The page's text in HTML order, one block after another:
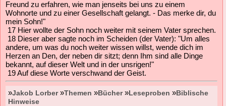
Freund zu erfahren, wie man jenseits bei uns zu einem
Wohnorte und zu einer Gesellschaft gelangt. - Das merke dir, du
mein Sohn!"
17 Hier wollte der Sohn noch weiter mit seinem Vater sprechen.
18 Dieser aber sagte noch im Scheiden (der Vater): "Um alles
andere, um was du noch weiter wissen willst, wende dich im
Herzen an Den, der neben dir sitzt; denn Ihm sind alle Dinge
bekannt, auf dieser Welt und in der unsrigen!"
19 Auf diese Worte verschwand der Geist.
»Jakob Lorber»Themen » Bücher» Leseproben » Biblische
Hinweise